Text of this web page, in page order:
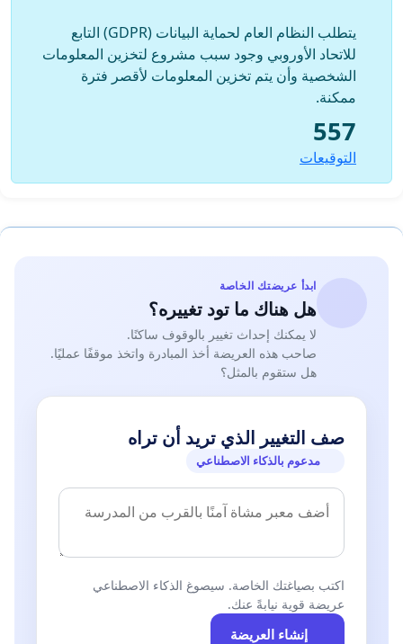
يتطلب النظام العام لحماية البيانات (GDPR) التابع
للاتحاد الأوروبي وجود سبب مشروع لتخزين المعلومات
الشخصية وأن يتم تخزين المعلومات لأقصر فترة
ممكنة.
557
التوقيعات
ابدأ عريضتك الخاصة
هل هناك ما تود تغييره؟
لا يمكنك إحداث تغيير بالوقوف ساكنًا.
صاحب هذه العريضة أخذ المبادرة واتخذ موقفًا عمليًا.
هل ستقوم بالمثل؟
صف التغيير الذي تريد أن تراه
مدعوم بالذكاء الاصطناعي
اكتب بصياغتك الخاصة. سيصوغ الذكاء الاصطناعي
عريضة قوية نيابةً عنك.
إنشاء العريضة